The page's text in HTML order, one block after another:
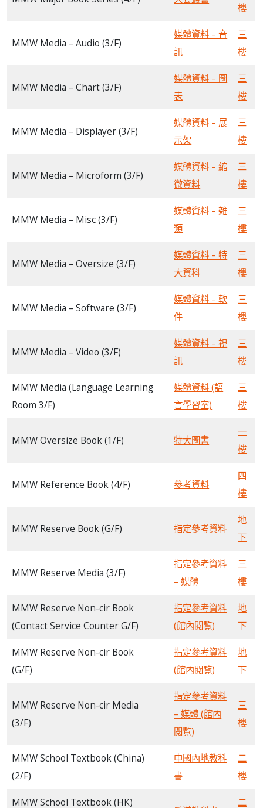
樓
MMW Media – Audio (3/F)
媒體資料 – 音
訊
三
樓
MMW Media – Chart (3/F)
媒體資料 – 圖
表
三
樓
MMW Media – Displayer (3/F)
媒體資料 – 展
示架
三
樓
MMW Media – Microform (3/F)
媒體資料 – 縮
微資料
三
樓
MMW Media – Misc (3/F)
媒體資料 – 雜
類
三
樓
MMW Media – Oversize (3/F)
媒體資料 – 特
大資科
三
樓
MMW Media – Software (3/F)
媒體資料 – 軟
件
三
樓
MMW Media – Video (3/F)
媒體資料 – 視
訊
三
樓
MMW Media (Language Learning
Room 3/F)
媒體資料 (語
言學習室)
三
樓
MMW Oversize Book (1/F) 特大圖書
一
樓
MMW Reference Book (4/F) 參考資料
四
樓
MMW Reserve Book (G/F) 指定參考資料
地
下
MMW Reserve Media (3/F)
指定參考資料
– 媒體
三
樓
MMW Reserve Non-cir Book
(Contact Service Counter G/F)
指定參考資料
(館內閱覧)
地
下
MMW Reserve Non-cir Book
(G/F)
指定參考資料
(館內閱覧)
地
下
MMW Reserve Non-cir Media
(3/F)
指定參考資料
– 媒體 (館內
閱覧)
三
樓
MMW School Textbook (China)
(2/F)
中國內地教科
書
二
樓
MMW School Textbook (HK) 二